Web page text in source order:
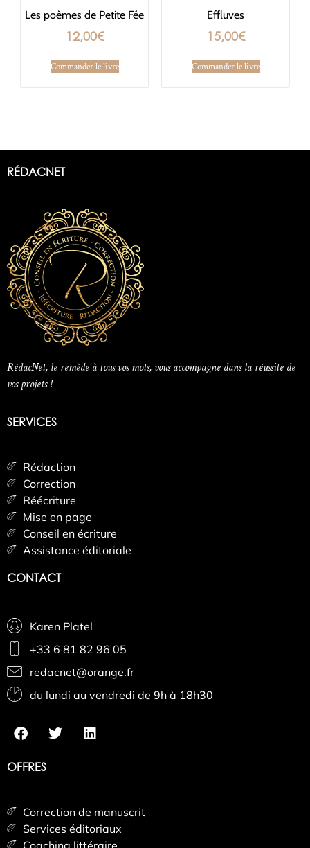
Les poèmes de Petite Fée
12,00€
Commander le livre
Effluves
15,00€
Commander le livre
RÉDACNET
RédacNet, le remède à tous vos mots, vous accompagne dans la réussite de
vos projets !
SERVICES
Rédaction
Correction
Réécriture
Mise en page
Conseil en écriture
Assistance éditoriale
CONTACT
Karen Platel
+33 6 81 82 96 05
redacnet@orange.fr
du lundi au vendredi de 9h à 18h30
OFFRES
Correction de manuscrit
Services éditoriaux